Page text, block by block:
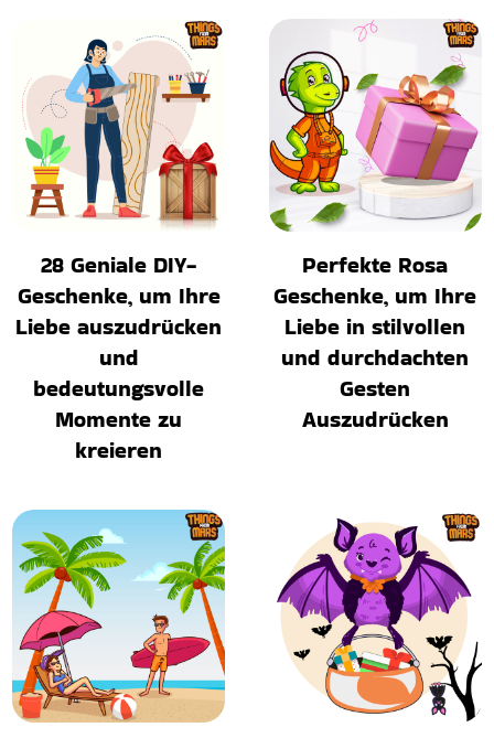
28 Geniale DIY-
Geschenke, um Ihre
Liebe auszudrücken
und
bedeutungsvolle
Momente zu
kreieren
Perfekte Rosa
Geschenke, um Ihre
Liebe in stilvollen
und durchdachten
Gesten
Auszudrücken